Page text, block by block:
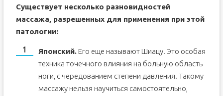
Существует несколько разновидностей
массажа, разрешенных для применения при этой
патологии:
Японский.Его еще называют Шиацу. Это особая
техника точечного влияния на больную область
ноги, с чередованием степени давления. Такому
массажу нельзя научиться самостоятельно,